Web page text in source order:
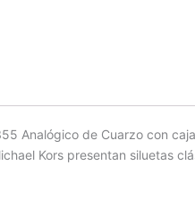
Analógico de Cuarzo con
Kors presentan siluetas